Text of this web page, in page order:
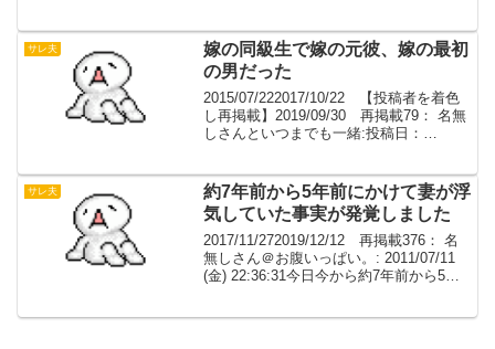
クの営業の間男さんに聞いてみ...
サレ夫
嫁の同級生で嫁の元彼、嫁の最初
の男だった
2015/07/222017/10/22 【投稿者を着色
し再掲載】2019/09/30 再掲載79： 名無
しさんといつまでも一緒:投稿日：
てさ...
サレ夫
約7年前から5年前にかけて妻が浮
気していた事実が発覚しました
2017/11/272019/12/12 再掲載376： 名
無しさん＠お腹いっぱい。: 2011/07/11
(金) 22:36:31今日今から約7年前から5年